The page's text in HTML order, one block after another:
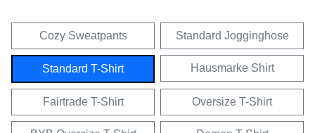
Cozy Sweatpants Standard Jogginghose
Standard T-Shirt Hausmarke Shirt
Fairtrade T-Shirt Oversize T-Shirt